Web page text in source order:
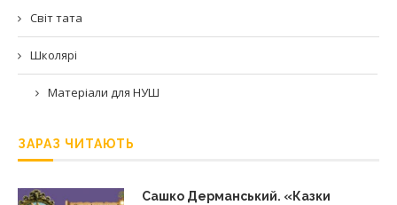
Світ тата
Школярі
Матеріали для НУШ
ЗАРАЗ ЧИТАЮТЬ
Сашко Дерманський. «Казки